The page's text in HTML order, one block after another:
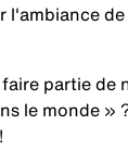
l'ambiance
partie de
le monde »